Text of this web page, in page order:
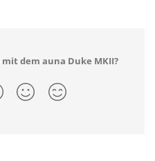
dem auna Duke MKII?